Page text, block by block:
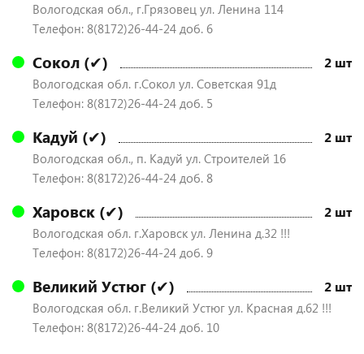
Вологодская обл., г.Грязовец ул. Ленина 114
Телефон: 8(8172)26-44-24 доб. 6
Сокол (✔) 2 шт
Вологодская обл. г.Сокол ул. Советская 91д
Телефон: 8(8172)26-44-24 доб. 5
Кадуй (✔) 2 шт
Вологодская обл., п. Кадуй ул. Строителей 16
Телефон: 8(8172)26-44-24 доб. 8
Харовск (✔) 2 шт
Вологодская обл. г.Харовск ул. Ленина д.32 !!!
Телефон: 8(8172)26-44-24 доб. 9
Великий Устюг (✔) 2 шт
Вологодская обл. г.Великий Устюг ул. Красная д.62 !!!
Телефон: 8(8172)26-44-24 доб. 10